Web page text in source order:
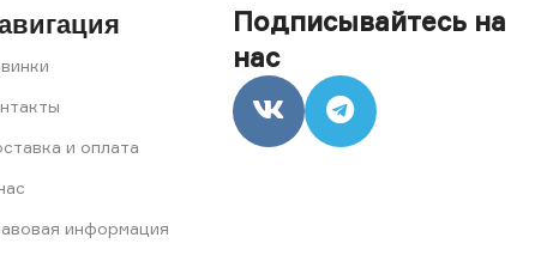
и оплата
информация
Подписывайтесь на
нас